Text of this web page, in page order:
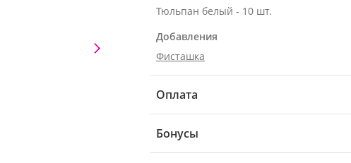
Тюльпан белый - 10 шт.
Добавления
Фисташка
Оплата
Бонусы